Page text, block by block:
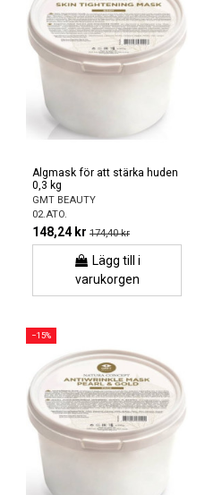
Algmask för att stärka huden
0,3 kg
GMT BEAUTY
02.ATO.
148,24 kr 174,40 kr
Lägg till i
varukorgen
−15%